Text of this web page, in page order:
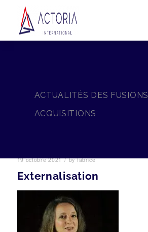
ACTUALITÉS DES FUSIONS
ACQUISITIONS
19 octobre 2021 / byfabrice
Externalisation